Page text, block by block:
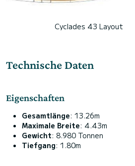
Cyclades 43 Layout
Technische Daten
Eigenschaften
Gesamtlänge: 13.26m
Maximale Breite: 4.43m
Gewicht: 8.980 Tonnen
Tiefgang: 1.80m